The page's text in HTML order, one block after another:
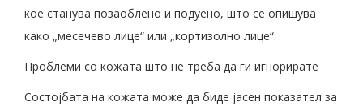
кое станува позаоблено и подуено, што се опишува
како „месечево лице“ или „кортизолно лице“.
Проблеми со кожата што не треба да ги игнорирате
Состојбата на кожата може да биде јасен показател за